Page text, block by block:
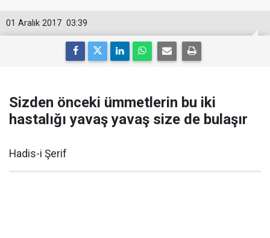
03:39
01 Aralık 2017
Sizden önceki ümmetlerin bu iki
hastalığı yavaş yavaş size de bulaşır
Hadis-i Şerif